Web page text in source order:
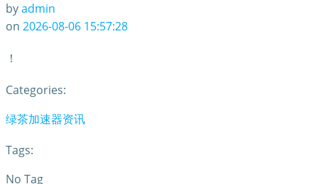
byadmin
on 2026-08-06 15:57:28
！
Categories:
绿茶加速器资讯
Tags:
No Tag